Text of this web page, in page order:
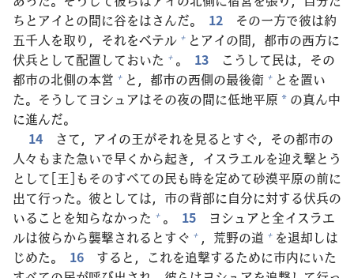
ちとアイとの間に谷をはさんだ。 12 その一方で彼は約
五千人を取り，それをベテル + とアイの間， 都市の西方に
伏兵として配置しておいた + 。 13 こうして民は，その
都市の北側の本営 + と， 都市の西側の最後衛 + とを置い
た。そうしてヨシュアはその夜の間に低地平原 * の真ん中
に進んだ。
14
さて，アイの王がそれを 見るとすぐ，その都市の
人々 もまた急いで早くから起き，イスラエルを迎え撃とう
として[王]もそのすべての民も時を定めて砂漠平原の前に
出て行った。 彼としては， 市の背部に自分に対する伏兵の
いることを知らなかった + 。 15 ヨシュアと全イスラエ
ルは彼らから襲撃されるとすぐ + ， 荒野の道 + を退却しは
じめた。
16 すると，これを追撃するために市内にいた